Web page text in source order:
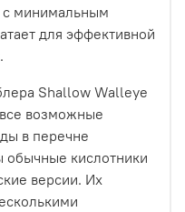
с минимальным
для эффективной
Shallow Walleye
возможные
в перечне
кислотники
версии. Их